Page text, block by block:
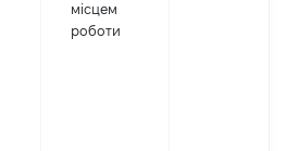
місцем
роботи